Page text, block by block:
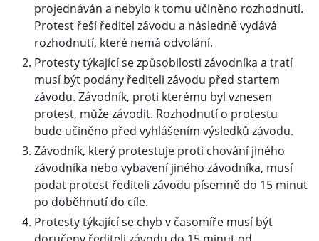
projednáván a nebylo k tomu učiněno rozhodnutí.
Protest řeší ředitel závodu a následně vydává
rozhodnutí, které nemá odvolání.
Protesty týkající se způsobilosti závodníka a tratí
musí být podány řediteli závodu před startem
závodu. Závodník, proti kterému byl vznesen
protest, může závodit. Rozhodnutí o protestu
bude učiněno před vyhlášením výsledků závodu.
Závodník, který protestuje proti chování jiného
závodníka nebo vybavení jiného závodníka, musí
podat protest řediteli závodu písemně do 15 minut
po doběhnutí do cíle.
Protesty týkající se chyb v časomíře musí být